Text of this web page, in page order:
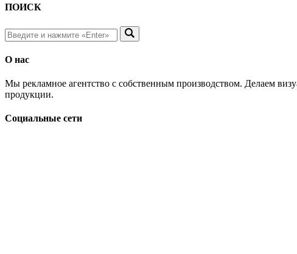
ПОИСК
О нас
Мы рекламное агентство с собственным производством. Делаем
продукции.
Социальные сети